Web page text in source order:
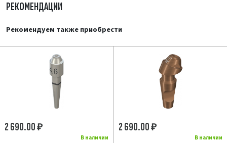
РЕКОМЕНДАЦИИ
Рекомендуем также приобрести
В наличии
2 690.00₽
В наличии
2 690.00₽